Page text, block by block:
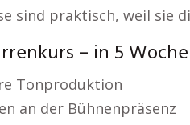
sind praktisch, weil sie
– in 5
Tonproduktion
an der Bühnenpräsenz